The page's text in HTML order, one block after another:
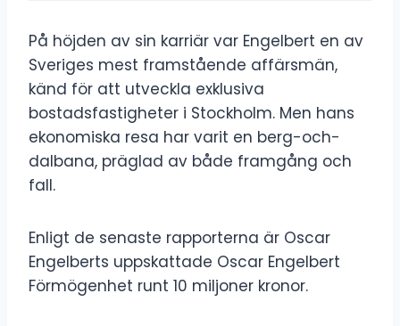
På höjden av sin karriär var Engelbert en av
Sveriges mest framstående affärsmän,
känd för att utveckla exklusiva
bostadsfastigheter i Stockholm. Men hans
ekonomiska resa har varit en berg-och-
dalbana, präglad av både framgång och
fall.
Enligt de senaste rapporterna är Oscar
Engelberts uppskattade Oscar Engelbert
Förmögenhet runt 10 miljoner kronor.